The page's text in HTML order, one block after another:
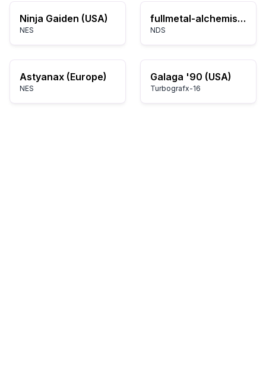
Ninja Gaiden (USA)
NES
fullmetal-alchemist-trading-card-game
NDS
Astyanax (Europe)
NES
Galaga '90 (USA)
Turbografx-16